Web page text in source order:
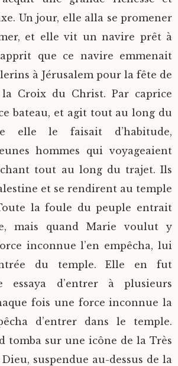
Un jour, elle alla se promener
et elle vit un navire prêt à
que ce navire emmenait
à Jérusalem pour la fête de
la Croix du Christ. Par caprice
bateau, et agit tout au long du
elle le faisait d’habitude,
hommes qui voyageaient
tout au long du trajet. Ils
et se rendirent au temple
la foule du peuple entrait
mais quand Marie voulut y
inconnue l’en empêcha, lui
du temple. Elle en fut
essaya d’entrer à plusieurs
fois une force inconnue la
d’entrer dans le temple.
tomba sur une icône de la Très
suspendue au-dessus de la